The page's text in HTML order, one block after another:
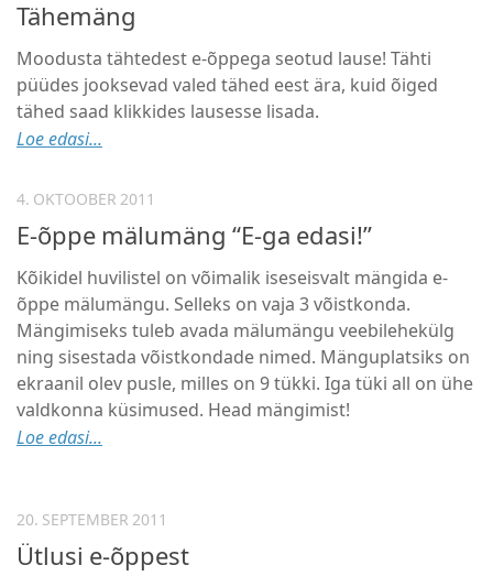
Tähemäng
Moodusta tähtedest e-õppega seotud lause! Tähti
püüdes jooksevad valed tähed eest ära, kuid õiged
tähed saad klikkides lausesse lisada.
Loe edasi...
4. OKTOOBER 2011
E-õppe mälumäng “E-ga edasi!”
Kõikidel huvilistel on võimalik iseseisvalt mängida e-
õppe mälumängu. Selleks on vaja 3 võistkonda.
Mängimiseks tuleb avada mälumängu veebilehekülg
ning sisestada võistkondade nimed. Mänguplatsiks on
ekraanil olev pusle, milles on 9 tükki. Iga tüki all on ühe
valdkonna küsimused. Head mängimist!
Loe edasi...
20. SEPTEMBER 2011
Ütlusi e-õppest